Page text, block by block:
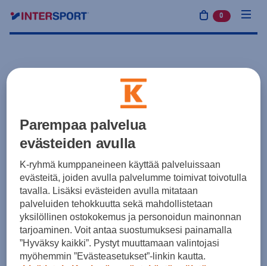
0 tuotetta
Parempaa palvelua
evästeiden avulla
K-ryhmä kumppaneineen käyttää palveluissaan
evästeitä, joiden avulla palvelumme toimivat toivotulla
tavalla. Lisäksi evästeiden avulla mitataan
palveluiden tehokkuutta sekä mahdollistetaan
yksilöllinen ostokokemus ja personoidun mainonnan
tarjoaminen. Voit antaa suostumuksesi painamalla
”Hyväksy kaikki”. Pystyt muuttamaan valintojasi
myöhemmin ”Evästeasetukset”-linkin kautta.